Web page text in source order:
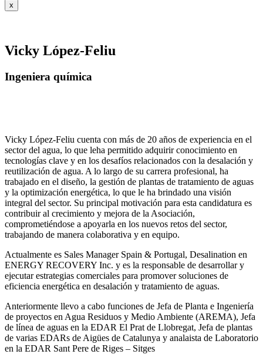
x
Vicky López-Feliu
Ingeniera química
Vicky López-Feliu cuenta con más de 20 años de experiencia en el
sector del agua, lo que leha permitido adquirir conocimiento en
tecnologías clave y en los desafíos relacionados con la desalación y
reutilización de agua. A lo largo de su carrera profesional, ha
trabajado en el diseño, la gestión de plantas de tratamiento de aguas
y la optimización energética, lo que le ha brindado una visión
integral del sector. Su principal motivación para esta candidatura es
contribuir al crecimiento y mejora de la Asociación,
comprometiéndose a apoyarla en los nuevos retos del sector,
trabajando de manera colaborativa y en equipo.
Actualmente es Sales Manager Spain & Portugal, Desalination en
ENERGY RECOVERY Inc. y es la responsable de desarrollar y
ejecutar estrategias comerciales para promover soluciones de
eficiencia energética en desalación y tratamiento de aguas.
Anteriormente llevo a cabo funciones de Jefa de Planta e Ingeniería
de proyectos en Agua Residuos y Medio Ambiente (AREMA), Jefa
de línea de aguas en la EDAR El Prat de Llobregat, Jefa de plantas
de varias EDARs de Aigües de Catalunya y analaista de Laboratorio
en la EDAR Sant Pere de Riges – Sitges